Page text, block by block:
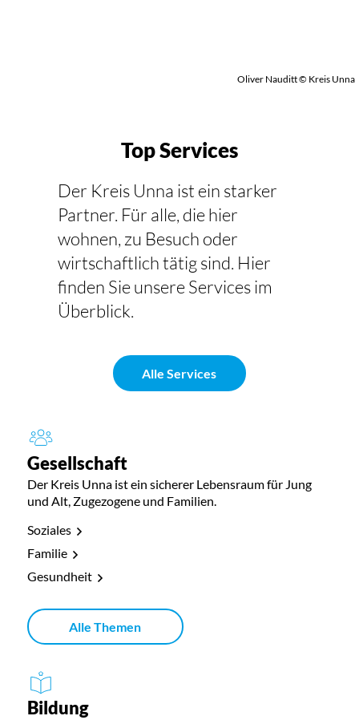
Oliver Nauditt © Kreis Unna
Top Services
Der Kreis Unna ist ein starker
Partner. Für alle, die hier
wohnen, zu Besuch oder
wirtschaftlich tätig sind. Hier
finden Sie unsere Services im
Überblick.
Alle Services
Gesellschaft
Der Kreis Unna ist ein sicherer Lebensraum für Jung
und Alt, Zugezogene und Familien.
Soziales
Familie
Gesundheit
Alle Themen
Bildung